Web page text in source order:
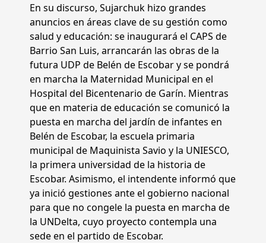
En su discurso, Sujarchuk hizo grandes
anuncios en áreas clave de su gestión como
salud y educación: se inaugurará el CAPS de
Barrio San Luis, arrancarán las obras de la
futura UDP de Belén de Escobar y se pondrá
en marcha la Maternidad Municipal en el
Hospital del Bicentenario de Garín. Mientras
que en materia de educación se comunicó la
puesta en marcha del jardín de infantes en
Belén de Escobar, la escuela primaria
municipal de Maquinista Savio y la UNIESCO,
la primera universidad de la historia de
Escobar. Asimismo, el intendente informó que
ya inició gestiones ante el gobierno nacional
para que no congele la puesta en marcha de
la UNDelta, cuyo proyecto contempla una
sede en el partido de Escobar.